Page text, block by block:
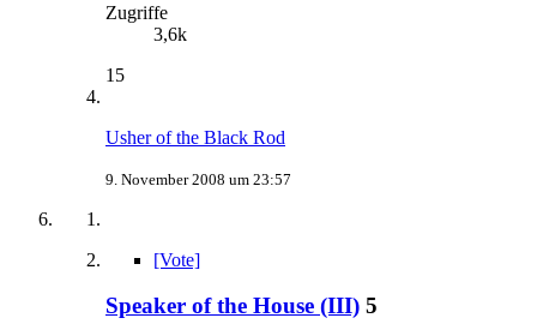
Zugriffe
3,6k
15
Usher of the Black Rod
9. November 2008 um 23:57
[Vote]
Speaker of the House (III) 5